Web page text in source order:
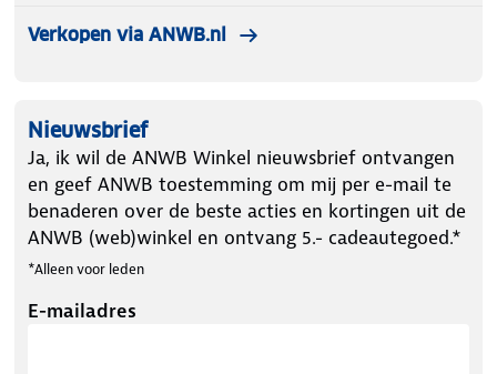
Verkopen via ANWB.nl
Nieuwsbrief
Ja, ik wil de ANWB Winkel nieuwsbrief ontvangen
en geef ANWB toestemming om mij per e-mail te
benaderen over de beste acties en kortingen uit de
ANWB (web)winkel en ontvang 5.- cadeautegoed.*
*Alleen voor leden
E-mailadres